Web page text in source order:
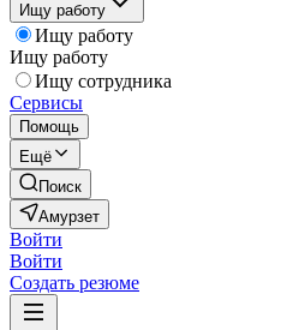
Ищу работу
Ищу работу
Ищу работу
Ищу сотрудника
Сервисы
Помощь
Ещё
Поиск
Амурзет
Войти
Войти
Создать резюме